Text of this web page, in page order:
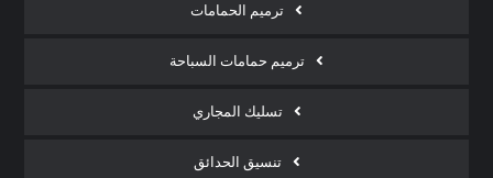
ترميم الحمامات
ترميم حمامات السباحة
تسليك المجاري
تنسيق الحدائق